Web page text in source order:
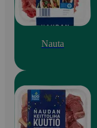
Nauta